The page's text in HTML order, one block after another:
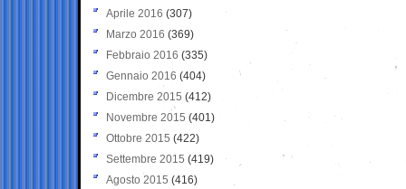
Aprile 2016 (307)
Marzo 2016 (369)
Febbraio 2016 (335)
Gennaio 2016 (404)
Dicembre 2015 (412)
Novembre 2015 (401)
Ottobre 2015 (422)
Settembre 2015 (419)
Agosto 2015 (416)